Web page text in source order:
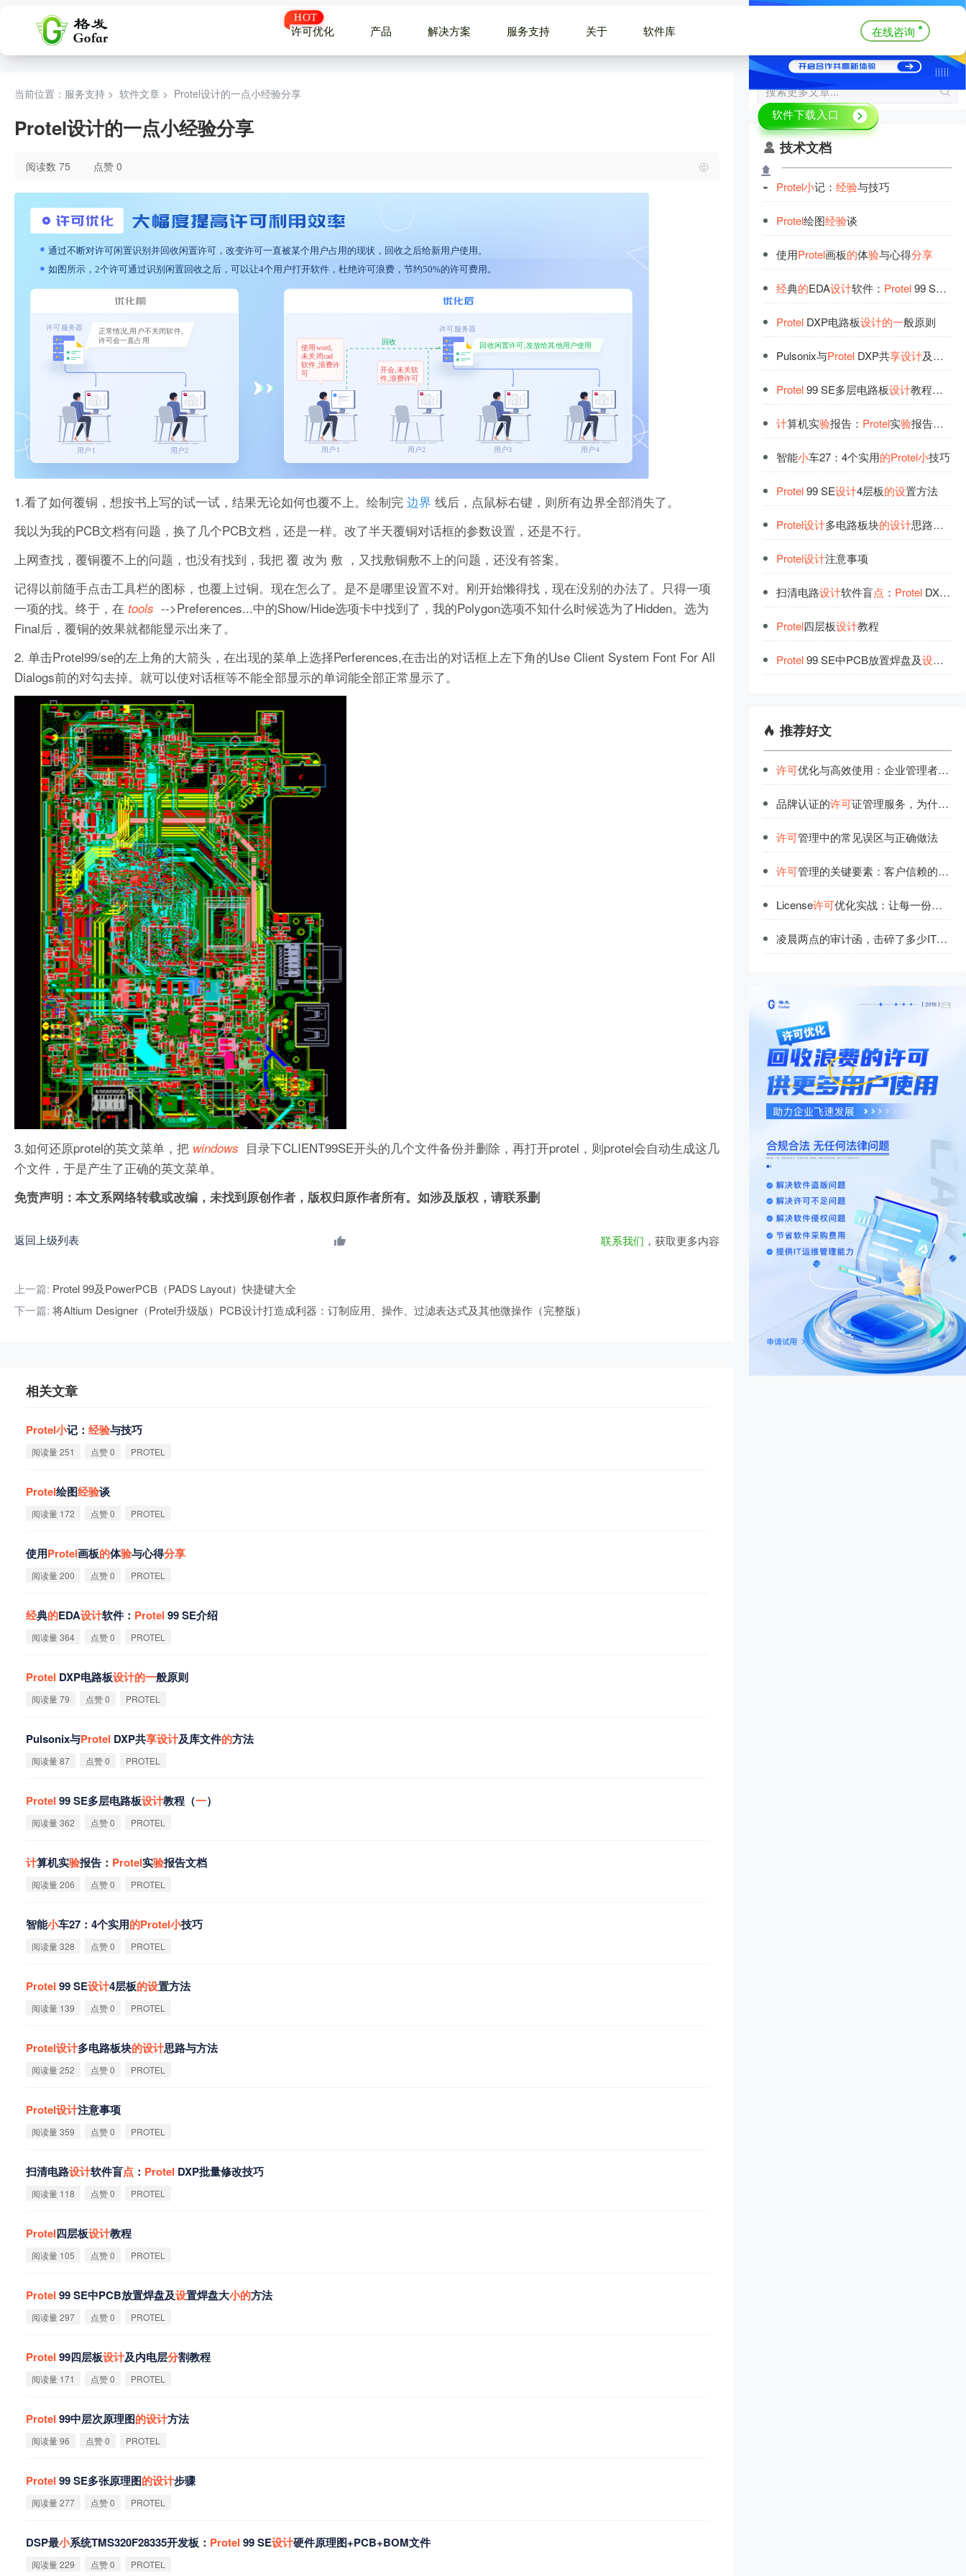
许可优化 产品 解决方案 服务支持 关于 软件库 在线咨询
当前位置：服务支持 > 软件文章 > Protel设计的一点小经验分享
Protel设计的一点小经验分享
阅读数 75 点赞 0
1.看了如何覆铜，想按书上写的试一试，结果无论如何也覆不上。绘制完 边界 线后，点鼠标右键，则所有边界全部消失了。
我以为我的PCB文档有问题，换了几个PCB文档，还是一样。改了半天覆铜对话框的参数设置，还是不行。
上网查找，覆铜覆不上的问题，也没有找到，我把 覆 改为 敷 ，又找敷铜敷不上的问题，还没有答案。
记得以前随手点击工具栏的图标，也覆上过铜。现在怎么了。是不是哪里设置不对。刚开始懒得找，现在没别的办法了。只得一项
一项的找。终于，在 tools -->Preferences...中的Show/Hide选项卡中找到了，我的Polygon选项不知什么时候选为了Hidden。选为
Final后，覆铜的效果就都能显示出来了。
2. 单击Protel99/se的左上角的大箭头，在出现的菜单上选择Perferences,在击出的对话框上左下角的Use Client System Font For All
Dialogs前的对勾去掉。就可以使对话框等不能全部显示的单词能全部正常显示了。
3.如何还原protel的英文菜单，把 windows 目录下CLIENT99SE开头的几个文件备份并删除，再打开protel，则protel会自动生成这几
个文件，于是产生了正确的英文菜单。
免责声明：本文系网络转载或改编，未找到原创作者，版权归原作者所有。如涉及版权，请联系删
返回上级列表 联系我们 ，获取更多内容
上一篇: Protel 99及PowerPCB（PADS Layout）快捷键大全
下一篇: 将Altium Designer（Protel升级版）PCB设计打造成利器：订制应用、操作、过滤表达式及其他微操作（完整版）
相关文章
Protel小记： 经验与技巧
阅读量 251 点赞 0 PROTEL
Protel绘图经验谈
阅读量 172 点赞 0 PROTEL
使用Protel画板的体验与心得分享
阅读量 200 点赞 0 PROTEL
经典的EDA设计软件： Protel 99 SE介绍
阅读量 364 点赞 0 PROTEL
Protel DXP电路板设计的一般原则
阅读量 79 点赞 0 PROTEL
Pulsonix与Protel DXP共享设计及库文件的方法
阅读量 87 点赞 0 PROTEL
Protel 99 SE多层电路板设计教程（一）
阅读量 362 点赞 0 PROTEL
计算机实验报告： Protel实验报告文档
阅读量 206 点赞 0 PROTEL
智能小车27：4个实用的Protel小技巧
阅读量 328 点赞 0 PROTEL
Protel 99 SE设计4层板的设置方法
阅读量 139 点赞 0 PROTEL
Protel设计多电路板块的设计思路与方法
阅读量 252 点赞 0 PROTEL
Protel设计注意事项
阅读量 359 点赞 0 PROTEL
扫清电路设计软件盲点 ： Protel DXP批量修改技巧
阅读量 118 点赞 0 PROTEL
Protel四层板设计教程
阅读量 105 点赞 0 PROTEL
Protel 99 SE中PCB放置焊盘及设置焊盘大小的方法
阅读量 297 点赞 0 PROTEL
Protel 99四层板设计及内电层分割教程
阅读量 171 点赞 0 PROTEL
Protel 99中层次原理图的设计方法
阅读量 96 点赞 0 PROTEL
Protel 99 SE多张原理图的设计步骤
阅读量 277 点赞 0 PROTEL
DSP最小系统TMS320F28335开发板： Protel 99 SE设计硬件原理图+PCB+BOM文件
阅读量 229 点赞 0 PROTEL
技术文档
Protel小记： 经验与技巧
Protel绘图经验谈
使用Protel画板的体验与心得分享
经典的EDA设计软件： Protel99 SE介绍
ProtelDXP电路板设计的一般原则
Pulsonix与ProtelDXP共享设计及库文件
Protel99 SE多层电路板设计教程（
计算机实验报告： Protel实验报告文档
智能小车27：4个实用的Protel小技巧
Protel99 SE设计4层板的设置方法
Protel设计多电路板块的设计思路与方法
Protel设计注意事项
扫清电路设计软件盲点 ： ProtelDXP批量修改技巧
Protel四层板设计教程
Protel99 SE中PCB放置焊盘及设置焊
推荐好文
许可优化与高效使用：企业管理者的必修课
品牌认证的许可证管理服务，为什么更值得信赖？
许可管理中的常见误区与正确做法
许可管理的关键要素：客户信赖的选择标准
License许可优化实战：让每一份许可
凌晨两点的审计函，击碎了多少IT人的安稳觉？